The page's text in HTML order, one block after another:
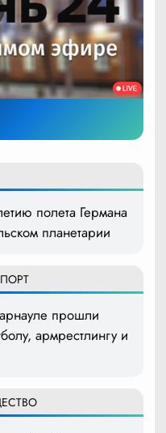
полета Германа
планетарии
прошли
армрестлингу и